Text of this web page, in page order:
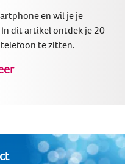
en wil je je
dit artikel ontdek je 20
te zitten.